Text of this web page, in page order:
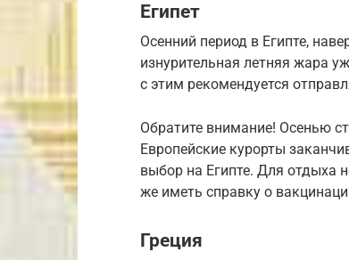
Египет
Осенний период в Египте,
изнурительная летняя жара
с этим рекомендуется
Обратите внимание! Осенью
Европейские курорты
выбор на Египте. Для отдыха
же иметь справку о
Греция